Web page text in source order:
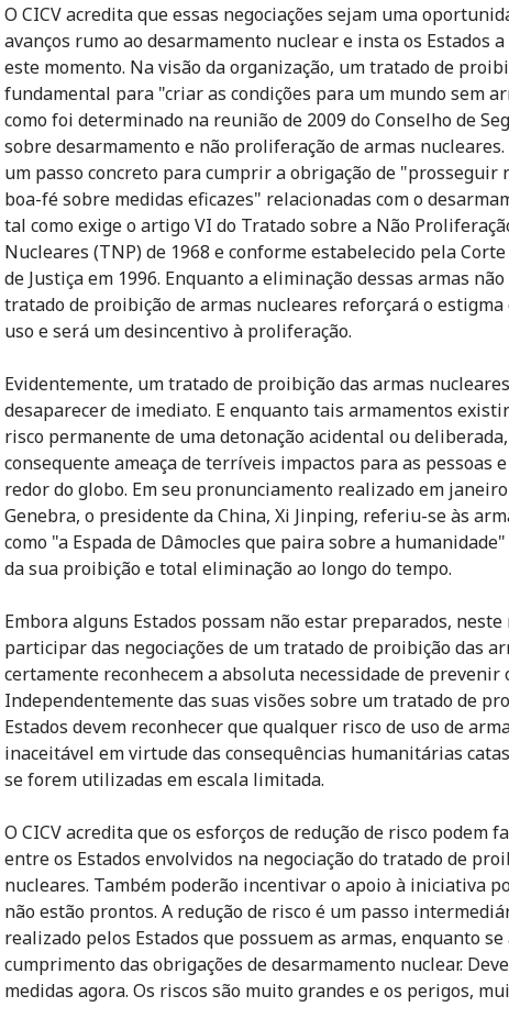
O CICV acredita que essas negociações sejam uma
avanços rumo ao desarmamento nuclear e insta os Estados
este momento. Na visão da organização, um tratado de
fundamental para "criar as condições para um mundo sem
como foi determinado na reunião de 2009 do Conselho de
sobre desarmamento e não proliferação de armas
um passo concreto para cumprir a obrigação de "prosseguir
boa-fé sobre medidas eficazes" relacionadas com o
tal como exige o artigo VI do Tratado sobre a Não
Nucleares (TNP) de 1968 e conforme estabelecido pela
de Justiça em 1996. Enquanto a eliminação dessas armas não
tratado de proibição de armas nucleares reforçará o estigma
uso e será um desincentivo à proliferação.
Evidentemente, um tratado de proibição das armas
desaparecer de imediato. E enquanto tais armamentos
risco permanente de uma detonação acidental ou
consequente ameaça de terríveis impactos para as pessoas
redor do globo. Em seu pronunciamento realizado em
Genebra, o presidente da China, Xi Jinping, referiu-se às
como "a Espada de Dâmocles que paira sobre a
da sua proibição e total eliminação ao longo do tempo.
Embora alguns Estados possam não estar preparados,
participar das negociações de um tratado de proibição das
certamente reconhecem a absoluta necessidade de prevenir
Independentemente das suas visões sobre um tratado de
Estados devem reconhecer que qualquer risco de uso de
inaceitável em virtude das consequências humanitárias
se forem utilizadas em escala limitada.
O CICV acredita que os esforços de redução de risco podem
entre os Estados envolvidos na negociação do tratado de
nucleares. Também poderão incentivar o apoio à iniciativa
não estão prontos. A redução de risco é um passo
realizado pelos Estados que possuem as armas, enquanto se
cumprimento das obrigações de desarmamento nuclear.
medidas agora. Os riscos são muito grandes e os perigos,